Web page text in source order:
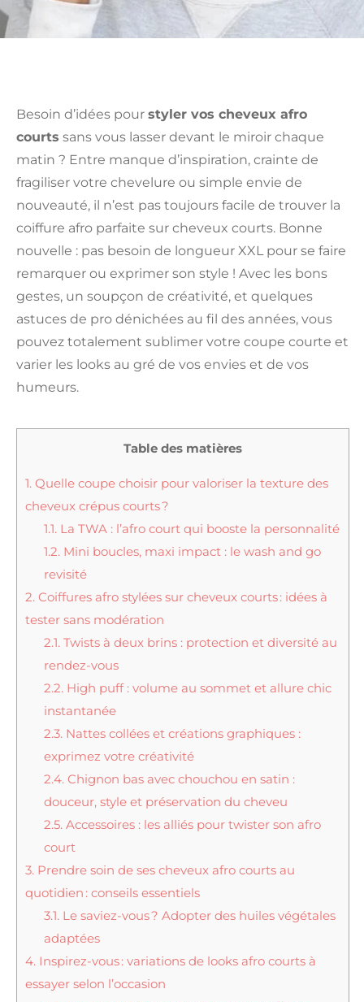
Besoin d’idées pour styler vos cheveux afro
courts sans vous lasser devant le miroir chaque
matin ? Entre manque d’inspiration, crainte de
fragiliser votre chevelure ou simple envie de
nouveauté, il n’est pas toujours facile de trouver la
coiffure afro parfaite sur cheveux courts. Bonne
nouvelle : pas besoin de longueur XXL pour se faire
remarquer ou exprimer son style ! Avec les bons
gestes, un soupçon de créativité, et quelques
astuces de pro dénichées au fil des années, vous
pouvez totalement sublimer votre coupe courte et
varier les looks au gré de vos envies et de vos
humeurs.
Table des matières
1. Quelle coupe choisir pour valoriser la texture des
cheveux crépus courts ?
1.1. La TWA : l’afro court qui booste la personnalité
1.2. Mini boucles, maxi impact : le wash and go
revisité
2. Coiffures afro stylées sur cheveux courts : idées à
tester sans modération
2.1. Twists à deux brins : protection et diversité au
rendez-vous
2.2. High puff : volume au sommet et allure chic
instantanée
2.3. Nattes collées et créations graphiques :
exprimez votre créativité
2.4. Chignon bas avec chouchou en satin :
douceur, style et préservation du cheveu
2.5. Accessoires : les alliés pour twister son afro
court
3. Prendre soin de ses cheveux afro courts au
quotidien : conseils essentiels
3.1. Le saviez-vous ? Adopter des huiles végétales
adaptées
4. Inspirez-vous : variations de looks afro courts à
essayer selon l’occasion